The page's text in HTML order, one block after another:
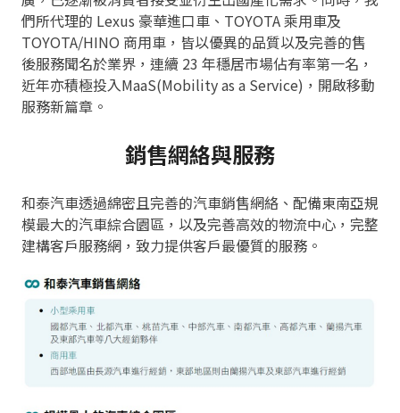
們所代理的 Lexus 豪華進口車、TOYOTA 乘用車及
TOYOTA/HINO 商用車，皆以優異的品質以及完善的售
後服務聞名於業界，連續 23 年穩居市場佔有率第一名，
近年亦積極投入MaaS(Mobility as a Service)，開啟移動
服務新篇章。
銷售網絡與服務
和泰汽車透過綿密且完善的汽車銷售網絡、配備東南亞規
模最大的汽車綜合園區，以及完善高效的物流中心，完整
建構客戶服務網，致力提供客戶最優質的服務。